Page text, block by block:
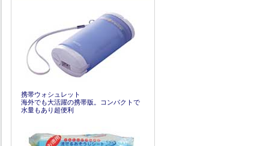
携帯ウォシュレット
海外でも大活躍の携帯版。コンパクトで
水量もあり超便利